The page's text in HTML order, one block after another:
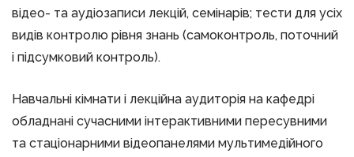
відео- та аудіозаписи лекцій, семінарів; тести для усіх
видів контролю рівня знань (самоконтроль, поточний
і підсумковий контроль).
Навчальні кімнати і лекційна аудиторія на кафедрі
обладнані сучасними інтерактивними пересувними
та стаціонарними відеопанелями мультимедійного